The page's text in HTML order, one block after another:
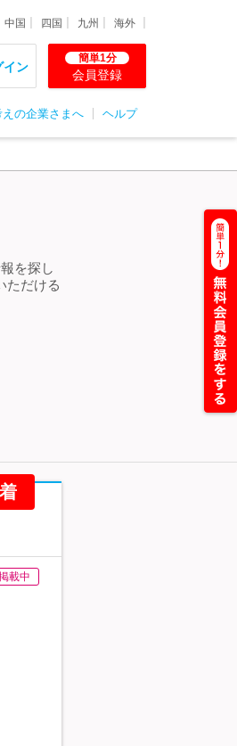
中国 四国 九州 海外
イン
簡単1分
会員登録
の企業さまへ ヘルプ
を探し
ただける
載中